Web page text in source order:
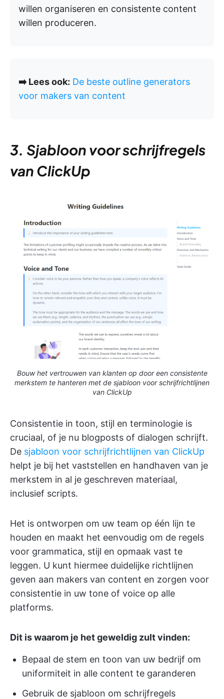
willen organiseren en consistente content
willen produceren.
➡️ Lees ook: De beste outline generators
voor makers van content
3. Sjabloon voor schrijfregels
van ClickUp
Bouw het vertrouwen van klanten op door een consistente
merkstem te hanteren met de sjabloon voor schrijfrichtlijnen
van ClickUp
Consistentie in toon, stijl en terminologie is
cruciaal, of je nu blogposts of dialogen schrijft.
De sjabloon voor schrijfrichtlijnen van ClickUp
helpt je bij het vaststellen en handhaven van je
merkstem in al je geschreven materiaal,
inclusief scripts.
Het is ontworpen om uw team op één lijn te
houden en maakt het eenvoudig om de regels
voor grammatica, stijl en opmaak vast te
leggen. U kunt hiermee duidelijke richtlijnen
geven aan makers van content en zorgen voor
consistentie in uw tone of voice op alle
platforms.
Dit is waarom je het geweldig zult vinden:
Bepaal de stem en toon van uw bedrijf om
uniformiteit in alle content te garanderen
Gebruik de sjabloon om schrijfregels